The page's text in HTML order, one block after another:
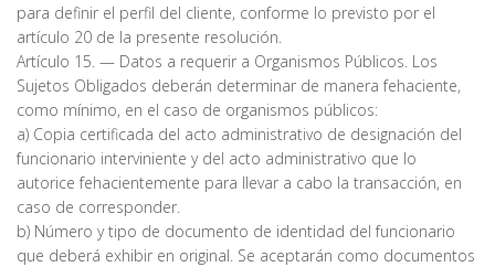
para definir el perfil del cliente, conforme lo previsto por el
artículo 20 de la presente resolución.
Artículo 15. — Datos a requerir a Organismos Públicos. Los
Sujetos Obligados deberán determinar de manera fehaciente,
como mínimo, en el caso de organismos públicos:
a) Copia certificada del acto administrativo de designación del
funcionario interviniente y del acto administrativo que lo
autorice fehacientemente para llevar a cabo la transacción, en
caso de corresponder.
b) Número y tipo de documento de identidad del funcionario
que deberá exhibir en original. Se aceptarán como documentos